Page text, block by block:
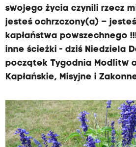
swojego życia czynili rzecz
jesteś ochrzczony(a) –
kapłaństwa powszechnego
inne ścieżki - dziś Niedziela
początek Tygodnia Modlitw
Kapłańskie, Misyjne i